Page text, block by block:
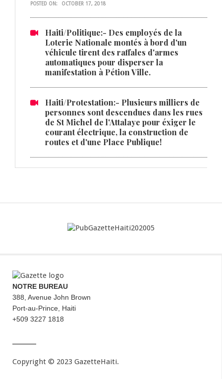
POSTED ON: OCTOBER 17, 2018
Haiti/Politique:- Des employés de la
Loterie Nationale montés à bord d'un
véhicule tirent des raffales d'armes
automatiques pour disperser la
manifestation à Pétion Ville.
Haiti/Protestation:- Plusieurs milliers de
personnes sont descendues dans les rues
de St Michel de l'Attalaye pour éxiger le
courant électrique, la construction de
routes et d'une Place Publique!
NOTRE BUREAU
388, Avenue John Brown
Port-au-Prince, Haiti
+509 3227 1818
Copyright © 2023 GazetteHaiti.